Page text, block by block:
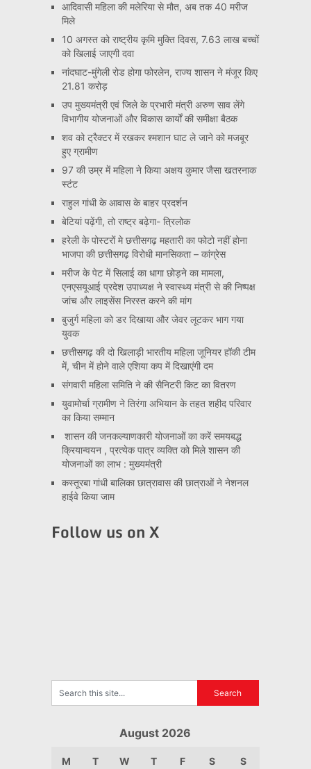
आदिवासी महिला की मलेरिया से मौत, अब तक 40 मरीज
मिले
10 अगस्त को राष्ट्रीय कृमि मुक्ति दिवस, 7.63 लाख बच्चों
को खिलाई जाएगी दवा
नांदघाट-मुंगेली रोड होगा फोरलेन, राज्य शासन ने मंजूर किए
21.81 करोड़
उप मुख्यमंत्री एवं जिले के प्रभारी मंत्री अरुण साव लेंगे
विभागीय योजनाओं और विकास कार्यों की समीक्षा बैठक
शव को ट्रैक्टर में रखकर श्मशान घाट ले जाने को मजबूर
हुए ग्रामीण
97 की उम्र में महिला ने किया अक्षय कुमार जैसा खतरनाक
स्टंट
राहुल गांधी के आवास के बाहर प्रदर्शन
बेटियां पढ़ेंगी, तो राष्ट्र बढ़ेगा- त्रिलोक
हरेली के पोस्टरों मे छत्तीसगढ़ महतारी का फोटो नहीं होना
भाजपा की छत्तीसगढ़ विरोधी मानसिकता – कांग्रेस
मरीज के पेट में सिलाई का धागा छोड़ने का मामला,
एनएसयूआई प्रदेश उपाध्यक्ष ने स्वास्थ्य मंत्री से की निष्पक्ष
जांच और लाइसेंस निरस्त करने की मांग
बुजुर्ग महिला को डर दिखाया और जेवर लूटकर भाग गया
युवक
छत्तीसगढ़ की दो खिलाड़ी भारतीय महिला जूनियर हॉकी टीम
में, चीन में होने वाले एशिया कप में दिखाएंगी दम
संगवारी महिला समिति ने की सैनिटरी किट का वितरण
युवामोर्चा ग्रामीण ने तिरंगा अभियान के तहत शहीद परिवार
का किया सम्मान
शासन की जनकल्याणकारी योजनाओं का करें समयबद्ध
क्रियान्वयन , प्रत्येक पात्र व्यक्ति को मिले शासन की
योजनाओं का लाभ : मुख्यमंत्री
कस्तूरबा गांधी बालिका छात्रावास की छात्राओं ने नेशनल
हाईवे किया जाम
Follow us on X
August 2026
M T W T F S S